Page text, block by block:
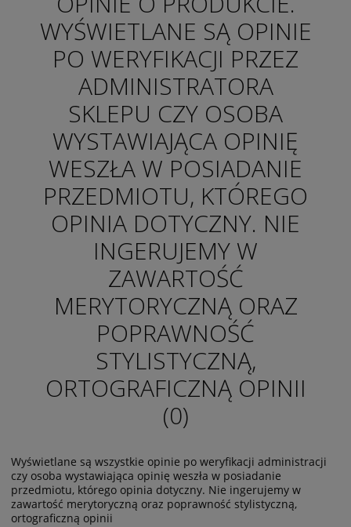
WYŚWIETLANE SĄ OPINIE
PO WERYFIKACJI PRZEZ
ADMINISTRATORA
SKLEPU CZY OSOBA
WYSTAWIAJĄCA OPINIĘ
WESZŁA W POSIADANIE
PRZEDMIOTU, KTÓREGO
OPINIA DOTYCZNY. NIE
INGERUJEMY W
ZAWARTOŚĆ
MERYTORYCZNĄ ORAZ
POPRAWNOŚĆ
STYLISTYCZNĄ,
ORTOGRAFICZNĄ OPINII
(0)
Wyświetlane są wszystkie opinie po weryfikacji administracji
czy osoba wystawiająca opinię weszła w posiadanie
przedmiotu, którego opinia dotyczny. Nie ingerujemy w
zawartość merytoryczną oraz poprawność stylistyczną,
ortograficzną opinii